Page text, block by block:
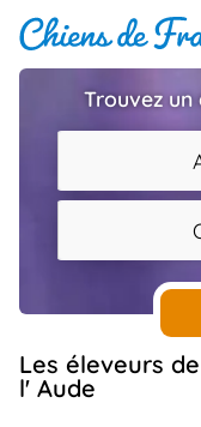
Chiots
Éleveurs
Étalons
Chiens
Trouvez un
Les éleveurs de race Akita americain dans
l' Aude